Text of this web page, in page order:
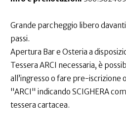
Grande parcheggio libero
passi.
Apertura Bar e Osteria a
Tessera ARCI necessaria, è
all’ingresso o fare pre-iscrizione
"ARCI" indicando SCIGHERA
tessera cartacea.